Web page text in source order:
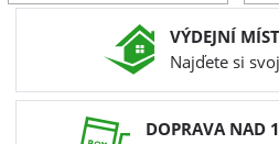
VÝDEJNÍ
Najďete si
DOPRAVA NAD